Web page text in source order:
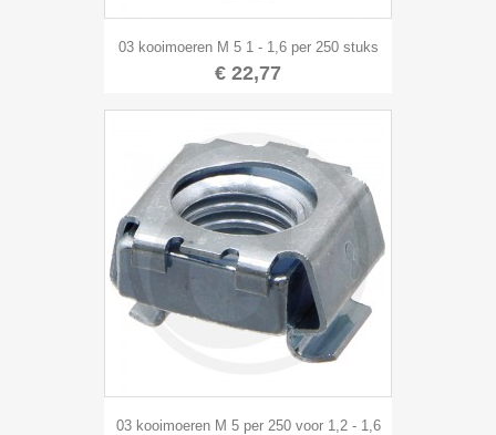
03 kooimoeren M 5 1 - 1,6 per 250 stuks
€ 22,77
03 kooimoeren M 5 per 250 voor 1,2 - 1,6